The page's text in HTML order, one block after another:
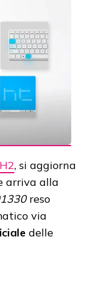
, si aggiorna
arriva alla
reso
via
delle